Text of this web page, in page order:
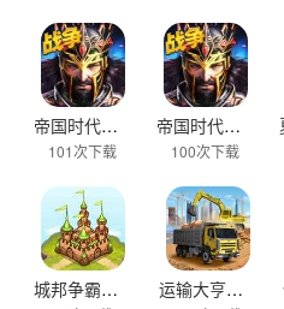
帝国时代免费下载
101次下载
帝国时代决定版
100次下载
城邦争霸黑暗帝国版 运输大亨帝国城市最新版